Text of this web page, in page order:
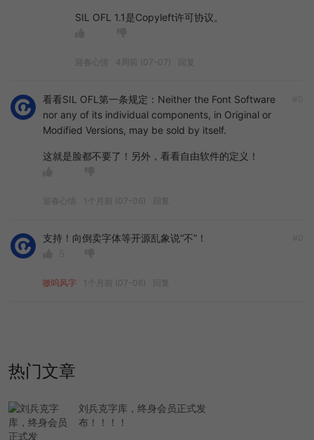
SIL OFL 1.1是Copyleft许可协议。
迎春心情 4周前 (07-07) 回复
看看SIL OFL第一条规定：Neither the Font Software
nor any of its individual components, in Original or
Modified Versions, may be sold by itself.
这就是脸都不要了！另外，看看自由软件的定义！
迎春心情 1个月前 (07-06) 回复
支持！向倒卖字体等开源乱象说“不”！
嗷呜风字 1个月前 (07-06) 回复
热门文章
刘兵克字库，终身会员正式发
布！！！！